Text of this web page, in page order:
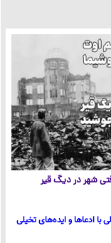
وقتی شهر در دیگ قیر
ادعاها و ایده‌های تخیلی